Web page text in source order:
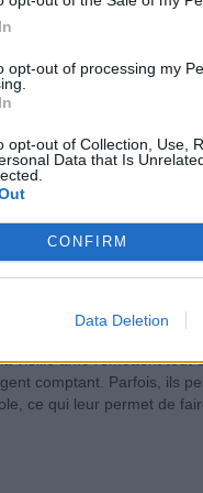
opt-out of processing my
opt-out of Collection, Use,
Data that Is
CONFIRM
Data Deletion
vieille âme remettent tout
comptant. Parfois, ils
ce qui leur permet de